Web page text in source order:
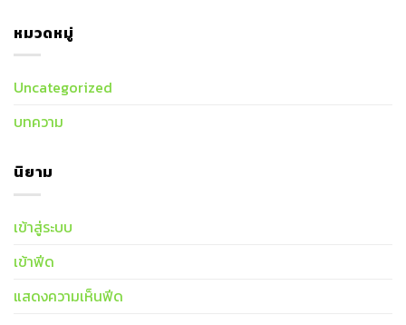
หมวดหมู่
Uncategorized
บทความ
นิยาม
เข้าสู่ระบบ
เข้าฟีด
แสดงความเห็นฟีด